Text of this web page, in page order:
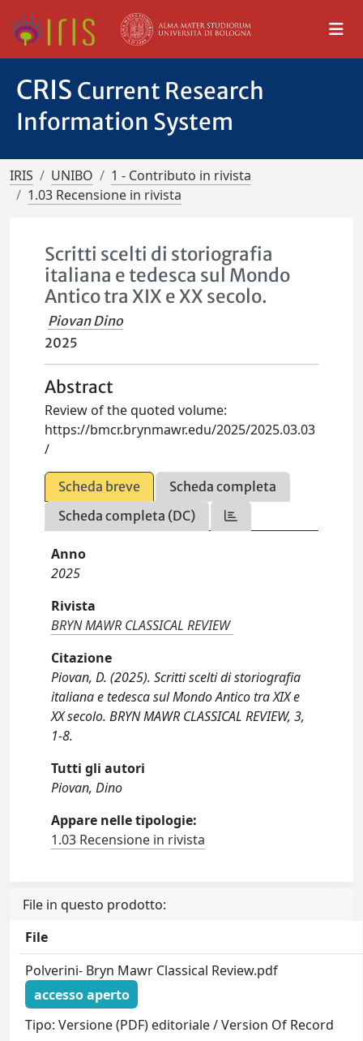
CRIS Current Research
Information System
IRIS UNIBO
1 - Contributo in rivista
1.03 Recensione in rivista
Scritti scelti di storiografia
italiana e tedesca sul Mondo
Antico tra XIX e XX secolo.
Piovan Dino
2025
Abstract
Review of the quoted volume:
https://bmcr.brynmawr.edu/2025/2025.03.03
/
Scheda breve
Scheda completa
Scheda completa (DC)
Anno
2025
Rivista
BRYN MAWR CLASSICAL REVIEW
Citazione
Piovan, D. (2025). Scritti scelti di storiografia
italiana e tedesca sul Mondo Antico tra XIX e
XX secolo. BRYN MAWR CLASSICAL REVIEW, 3,
1-8.
Tutti gli autori
Piovan, Dino
Appare nelle tipologie:
1.03 Recensione in rivista
File in questo prodotto:
File
Polverini- Bryn Mawr Classical Review.pdf
accesso aperto
Tipo: Versione (PDF) editoriale / Version Of Record